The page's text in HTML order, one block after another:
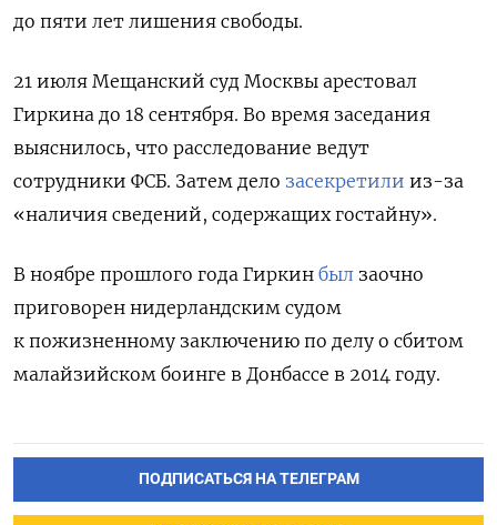
до пяти лет лишения свободы.
21 июля Мещанский суд Москвы арестовал
Гиркина до 18 сентября. Во время заседания
выяснилось, что расследование ведут
сотрудники ФСБ. Затем дело засекретили из-за
«наличия сведений, содержащих гостайну».
В ноябре прошлого года Гиркин был заочно
приговорен нидерландским судом
к пожизненному заключению по делу о сбитом
малайзийском боинге в Донбассе в 2014 году.
ПОДПИСАТЬСЯ НА ТЕЛЕГРАМ